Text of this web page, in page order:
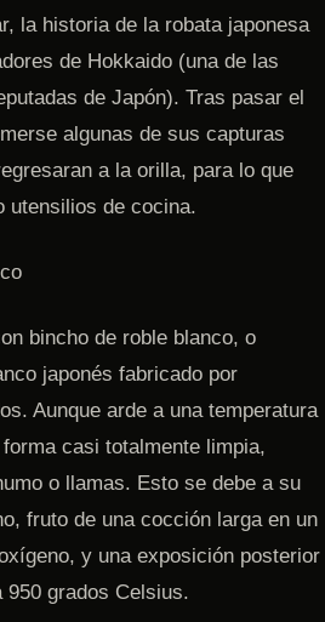
la historia de la robata japonesa
de Hokkaido (una de las
de Japón). Tras pasar el
algunas de sus capturas
a la orilla, para lo que
utensilios de cocina.
bincho de roble blanco, o
japonés fabricado por
Aunque arde a una temperatura
casi totalmente limpia,
o llamas. Esto se debe a su
fruto de una cocción larga en un
y una exposición posterior
950 grados Celsius.